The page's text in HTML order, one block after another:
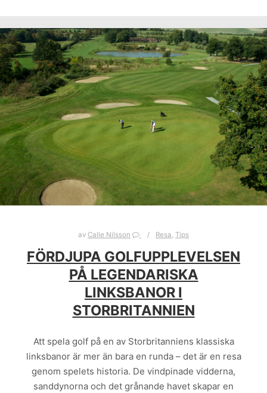
av Calle Nilsson Resa, Tips
FÖRDJUPA GOLFUPPLEVELSEN
PÅ LEGENDARISKA
LINKSBANOR I
STORBRITANNIEN
Att spela golf på en av Storbritanniens klassiska
linksbanor är mer än bara en runda – det är en resa
genom spelets historia. De vindpinade vidderna,
sanddynorna och det grånande havet skapar en